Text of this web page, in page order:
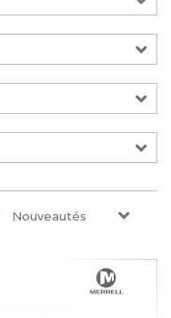
Nouveautés